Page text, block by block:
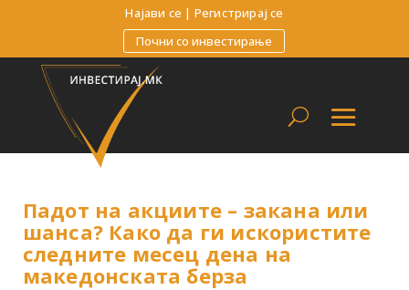
Најави се | Регистрирај се
Почни со инвестирање
Падот на акциите – закана или
шанса? Како да ги искористите
следните месец дена на
македонската берза